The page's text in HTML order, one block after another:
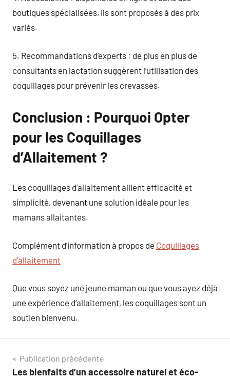
boutiques spécialisées, ils sont proposés à des prix
variés.
5. Recommandations d’experts : de plus en plus de
consultants en lactation suggèrent l’utilisation des
coquillages pour prévenir les crevasses.
Conclusion : Pourquoi Opter
pour les Coquillages
d’Allaitement ?
Les coquillages d’allaitement allient efficacité et
simplicité, devenant une solution idéale pour les
mamans allaitantes.
Complément d’information à propos de Coquillages
d’allaitement
Que vous soyez une jeune maman ou que vous ayez déjà
une expérience d’allaitement, les coquillages sont un
soutien bienvenu.
Navigation
Publication précédente
Les bienfaits d’un accessoire naturel et éco-